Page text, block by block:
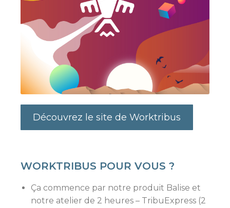
WORKTRIBUS POUR VOUS ?
Ça commence par notre produit Balise et
notre atelier de 2 heures – TribuExpress (2
Découvrez le site de Worktribus